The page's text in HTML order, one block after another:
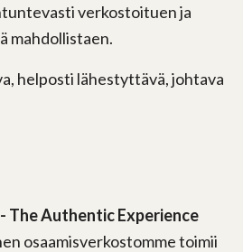
verkostoituen ja
mahdollistaen.
helposti lähestyttävä, johtava
The Authentic Experience
osaamisverkostomme toimii